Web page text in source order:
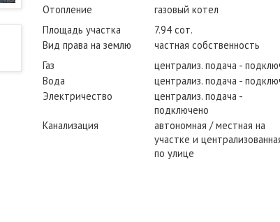
Отопление
газовый котел
Площадь участка
7.94 сот.
Вид права на землю
частная собственность
Газ
централиз. подача -
Вода
централиз. подача -
Электричество
централиз. подача -
подключено
Канализация
автономная / местная на
участке и
по улице